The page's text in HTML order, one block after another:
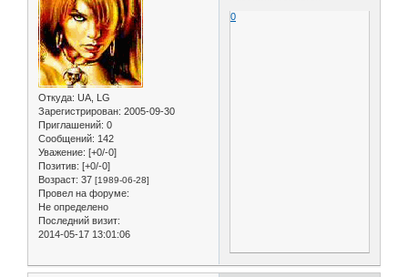
Откуда: UA, LG
Зарегистрирован: 2005-09-30
Приглашений: 0
Сообщений: 142
Уважение: [+0/-0]
Позитив: [+0/-0]
Возраст: 37 [1989-06-28]
Провел на форуме:
Не определено
Последний визит:
2014-05-17 13:01:06
0